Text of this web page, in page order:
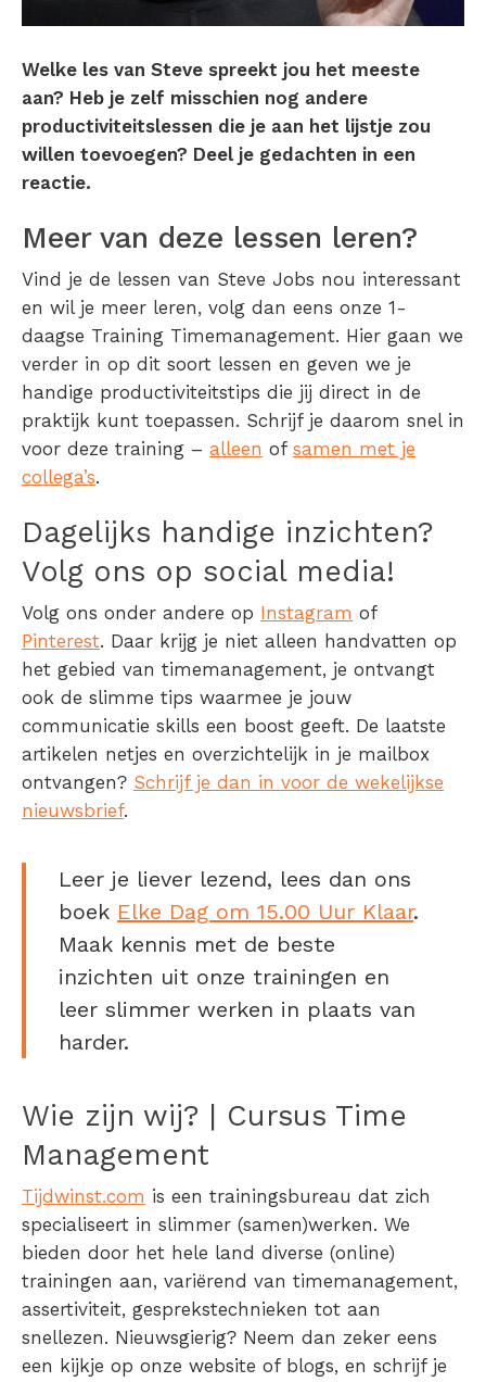
Welke les van Steve spreekt jou het meeste
aan? Heb je zelf misschien nog andere
productiviteitslessen die je aan het lijstje zou
willen toevoegen? Deel je gedachten in een
reactie.
Meer van deze lessen leren?
Vind je de lessen van Steve Jobs nou interessant
en wil je meer leren, volg dan eens onze 1-
daagse Training Timemanagement. Hier gaan we
verder in op dit soort lessen en geven we je
handige productiviteitstips die jij direct in de
praktijk kunt toepassen. Schrijf je daarom snel in
voor deze training – alleen of samen met je
collega’s.
Dagelijks handige inzichten?
Volg ons op social media!
Volg ons onder andere op Instagram of
Pinterest. Daar krijg je niet alleen handvatten op
het gebied van timemanagement, je ontvangt
ook de slimme tips waarmee je jouw
communicatie skills een boost geeft. De laatste
artikelen netjes en overzichtelijk in je mailbox
ontvangen? Schrijf je dan in voor de wekelijkse
nieuwsbrief.
Leer je liever lezend, lees dan ons
boek Elke Dag om 15.00 Uur Klaar.
Maak kennis met de beste
inzichten uit onze trainingen en
leer slimmer werken in plaats van
harder.
Wie zijn wij? | Cursus Time
Management
Tijdwinst.com is een trainingsbureau dat zich
specialiseert in slimmer (samen)werken. We
bieden door het hele land diverse (online)
trainingen aan, variërend van timemanagement,
assertiviteit, gesprekstechnieken tot aan
snellezen. Nieuwsgierig? Neem dan zeker eens
een kijkje op onze website of blogs, en schrijf je